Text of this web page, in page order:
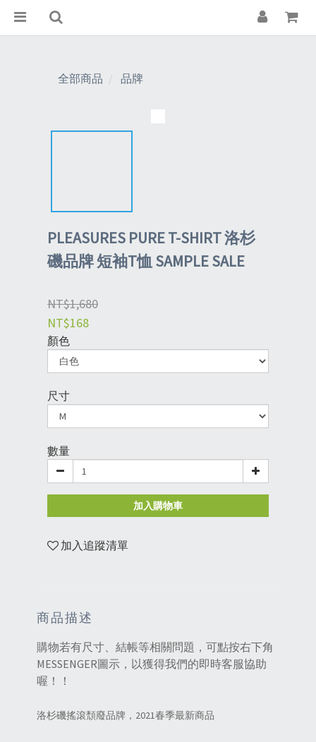
全部商品 品牌
PLEASURES PURE T-SHIRT 洛杉
磯品牌 短袖T恤 SAMPLE SALE
NT$1,680
NT$168
顏色
尺寸
數量
加入購物車
加入追蹤清單
商品描述
購物若有尺寸、結帳等相關問題，可點按右下角
MESSENGER圖示，以獲得我們的即時客服協助
喔！！
洛杉磯搖滾頹廢品牌，2021春季最新商品